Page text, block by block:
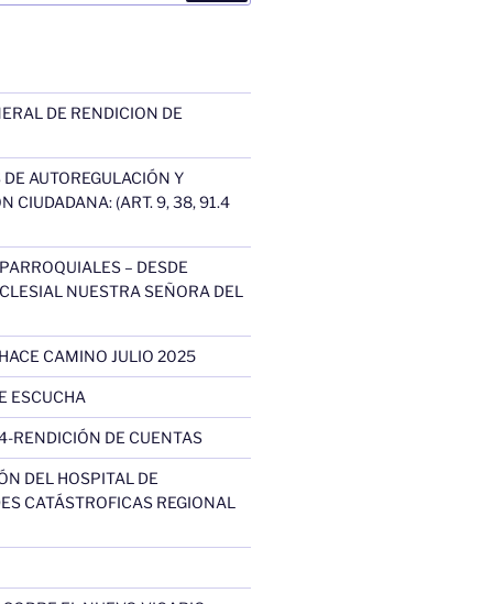
DE RENDICION DE
AUTOREGULACIÓN Y
CIUDADANA: (ART. 9, 38, 91.4
– DESDE
NUESTRA SEÑORA DEL
CAMINO JULIO 2025
ESCUCHA
RENDICIÓN DE CUENTAS
DEL HOSPITAL DE
CATÁSTROFICAS REGIONAL